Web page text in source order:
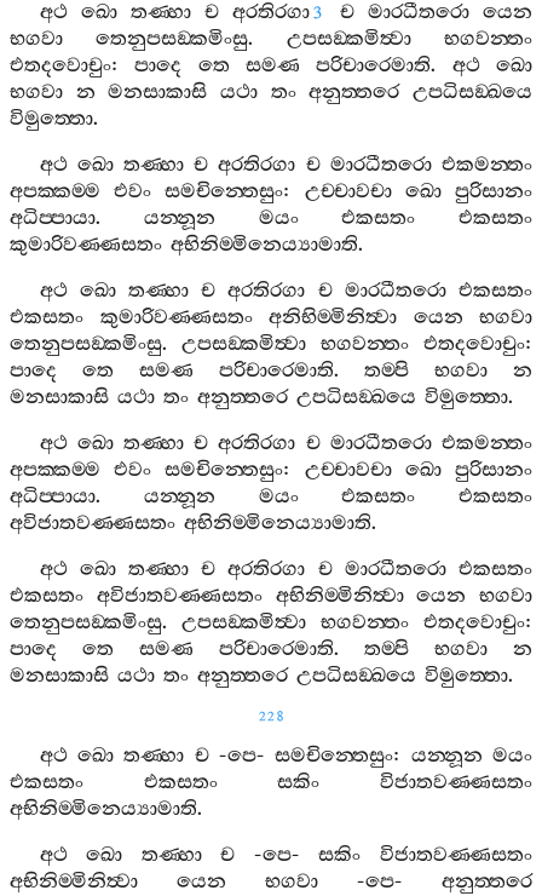
අථ ඛො තණ‍්හා ච අරතිරගා 3 ච මාරධීතරො යෙන
භගවා
තෙනුපසඞ‍්කමිංසු. උපසඞ‍්කමිත්‍වා
භගවන‍්තං
එතදවොචුං:පාදෙ තෙ සමණ පරිචාරෙමාති. අථ
ඛො
භගවා න මනසාකාසි යථා තං අනුත‍්තරෙ උපධිසඞ‍්ඛයෙ
විමුත‍්තො.
අථ ඛො තණ‍්හා ච අරතිරගා ච මාරධීතරො එකමන‍්තං
අපක‍්කම‍්ම
එවං සමචින‍්තෙසුං: උච‍්චාවචා ඛො පුරිසානං
අධිප‍්පායා. යන‍්නූන මයං එකසතං
එකසතං
කුමාරිවණ‍්ණසතං අභිනිම‍්මිනෙය්‍යාමාති.
අථ ඛො තණ‍්හා ච අරතිරගා ච මාරධීතරො එකසතං
එකසතං
කුමාරිවණ‍්ණසතං අනිභිම‍්මිනිත්‍වා යෙන
භගවා
තෙනුපසඞ‍්කමිංසු. උපසඞ‍්කමිත්‍වා භගවන‍්තං එතදවොචුං:
පාදෙ
තෙ සමණ පරිචාරෙමාති. තම‍්පි භගවා
න
මනසාකාසි යථා තං අනුත‍්තරෙ උපධිසඞ‍්ඛයෙ විමුත‍්තො.
අථ ඛො තණ‍්හා ච අරතිරගා ච මාරධීතරො එකමන‍්තං
අපක‍්කම‍්ම
එවං සමචින‍්තෙසුං: උච‍්චාවචා ඛො පුරිසානං
අධිප‍්පායා. යන‍්නූන මයං එකසතං
එකසතං
අවිජාතවණ‍්ණසතං අභිනිම‍්මිනෙය්‍යාමාති.
අථ ඛො තණ‍්හා ච අරතිරගා ච මාරධීතරො එකසතං
එකසතං අවිජාතවණ‍්ණසතං අභිනිම‍්මිනිත්‍වා යෙන
භගවා
තෙනුපසඞ‍්කමිංසු. උපසඞ‍්කමිත්‍වා භගවන‍්තං එතදවොචුං:
පාදෙ
තෙ සමණ පරිචාරෙමාති. තම‍්පි භගවා
න
මනසාකාසි යථා තං අනුත‍්තරෙ උපධිසඞ‍්ඛයෙ විමුත‍්තො.
228
අථ ඛො තණ‍්හා ච-පෙ-සමචින‍්තෙසුං: යන‍්නූන මයං
එකසතං
එකසතං සකිං
විජාතවණ‍්ණසතං
අභිනිම‍්මිනෙය්‍යාමාති.
අථ
ඛො තණ‍්හා ච -පෙ-සකිං
විජාතවණ‍්ණසතං
අභිනිම‍්මිනිත්‍වා
යෙන භගවා -පෙ- අනුත‍්තරෙ